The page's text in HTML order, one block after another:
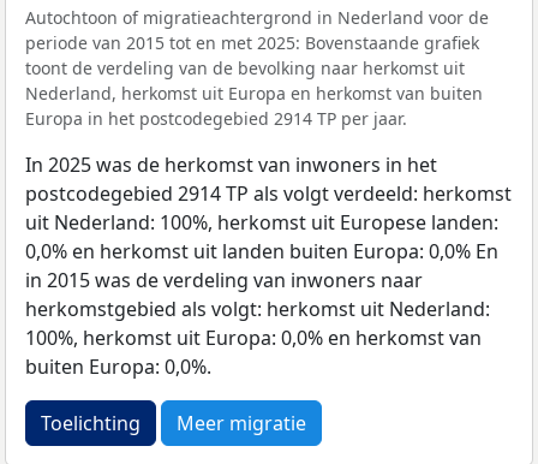
Autochtoon of migratieachtergrond in Nederland voor de
periode van 2015 tot en met 2025: Bovenstaande grafiek
toont de verdeling van de bevolking naar herkomst uit
Nederland, herkomst uit Europa en herkomst van buiten
Europa in het postcodegebied 2914 TP per jaar.
In 2025 was de herkomst van inwoners in het
postcodegebied 2914 TP als volgt verdeeld: herkomst
uit Nederland: 100%, herkomst uit Europese landen:
0,0% en herkomst uit landen buiten Europa: 0,0% En
in 2015 was de verdeling van inwoners naar
herkomstgebied als volgt: herkomst uit Nederland:
100%, herkomst uit Europa: 0,0% en herkomst van
buiten Europa: 0,0%.
Toelichting Meer migratie